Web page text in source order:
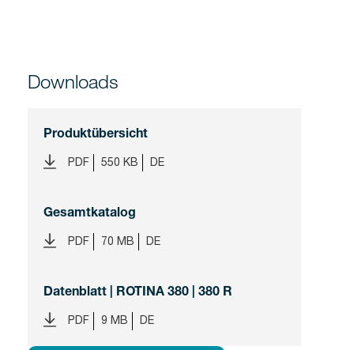
Downloads
Produktübersicht
PDF 550 KB DE
Gesamtkatalog
PDF 70 MB DE
Datenblatt | ROTINA 380 | 380 R
PDF 9 MB DE